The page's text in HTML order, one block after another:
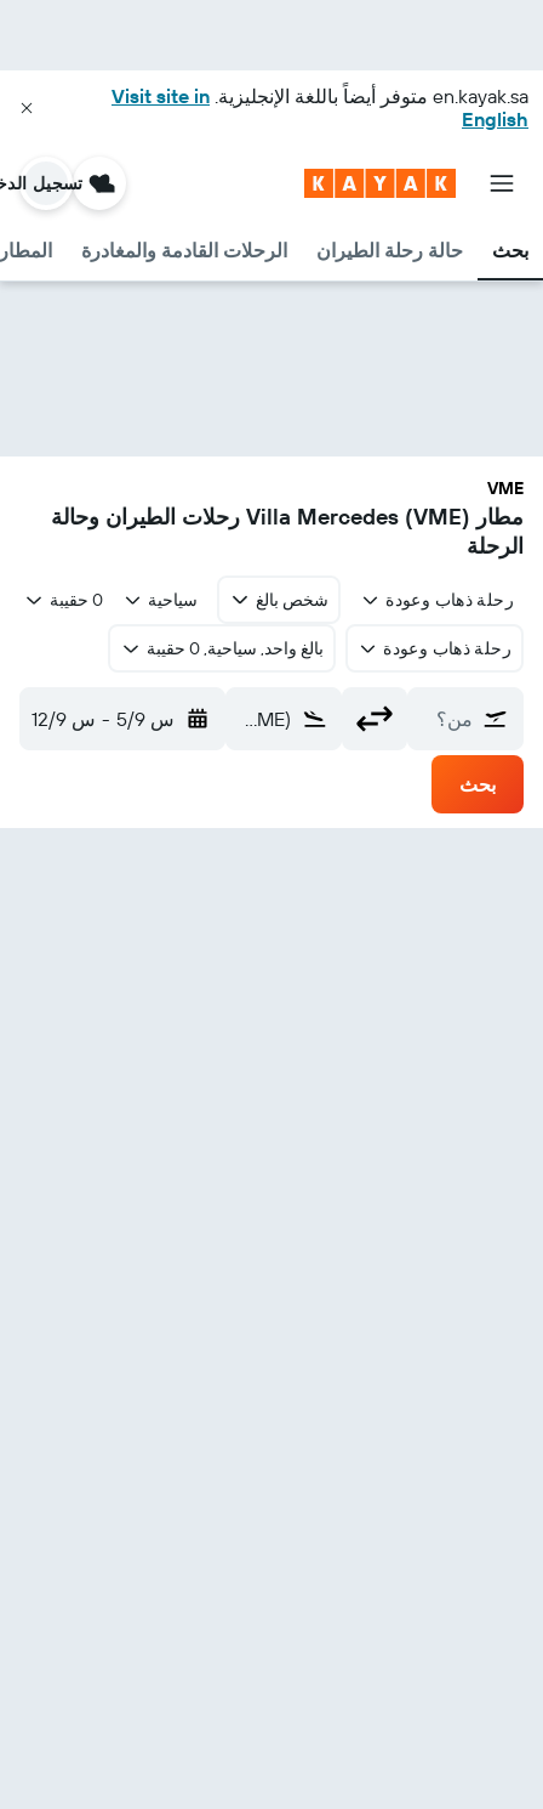
en.kayak.sa متوفر أيضاً باللغة الإنجليزية. Visit site in
English
بحث حالة رحلة الطيران الرحلات القادمة والمغادرة
تسجيل
VME
مطار Villa Mercedes (VME) رحلات الطيران وحالة
الرحلة
رحلة ذهاب وعودة شخص بالغ سياحية 0 حقيبة
رحلة ذهاب وعودة بالغ واحد, سياحية, 0 حقيبة
من؟ Villa Mercedes (VME) س 5/9 - س 12/9
بحث